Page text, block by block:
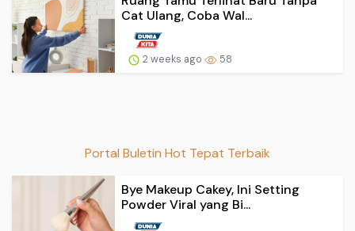
Cat Ulang, Coba Wal...
2 weeks ago 58
Portal Buletin Hot Tepat Terbaik
Bye Makeup Cakey, Ini Setting
Powder Viral yang Bi...